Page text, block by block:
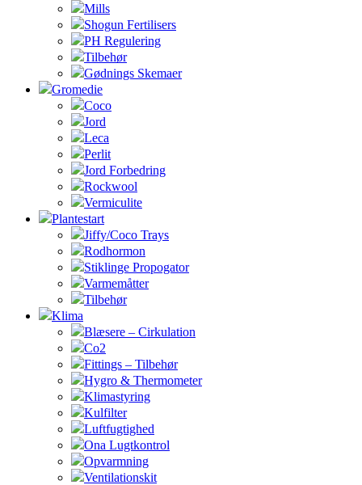
Mills
Shogun Fertilisers
PH Regulering
Tilbehør
Gødnings Skemaer
Gromedie
Coco
Jord
Leca
Perlit
Jord Forbedring
Rockwool
Vermiculite
Plantestart
Jiffy/Coco Trays
Rodhormon
Stiklinge Propogator
Varmemåtter
Tilbehør
Klima
Blæsere – Cirkulation
Co2
Fittings – Tilbehør
Hygro & Thermometer
Klimastyring
Kulfilter
Luftfugtighed
Ona Lugtkontrol
Opvarmning
Ventilationskit